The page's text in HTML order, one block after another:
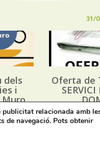
dels
i
31/
Oferta de
SERVICI
relacionada amb
de navegació. Pots obtenir